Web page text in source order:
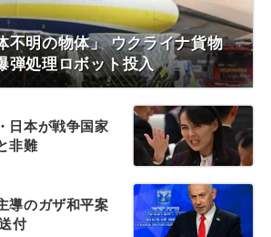
不明の物体」 ウクライナ貨物
弾処理ロボット投入
日本が戦争国家
非難
導のガザ和平案
付